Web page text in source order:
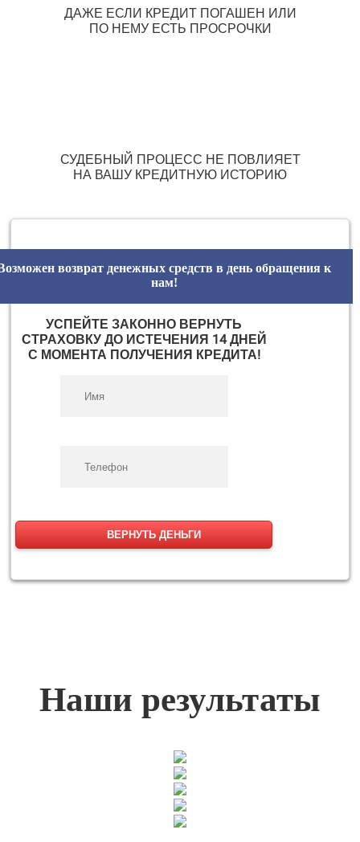
ДАЖЕ ЕСЛИ КРЕДИТ ПОГАШЕН ИЛИ
ПО НЕМУ ЕСТЬ ПРОСРОЧКИ
СУДЕБНЫЙ ПРОЦЕСС НЕ ПОВЛИЯЕТ
НА ВАШУ КРЕДИТНУЮ ИСТОРИЮ
возврат денежных средств в день обращения к
нам!
УСПЕЙТЕ ЗАКОННО ВЕРНУТЬ
СТРАХОВКУ ДО ИСТЕЧЕНИЯ 14 ДНЕЙ
С МОМЕНТА ПОЛУЧЕНИЯ КРЕДИТА!
ВЕРНУТЬ ДЕНЬГИ
Наши результаты